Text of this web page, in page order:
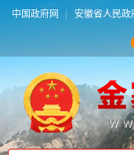
中国政府网 安徽省人民政